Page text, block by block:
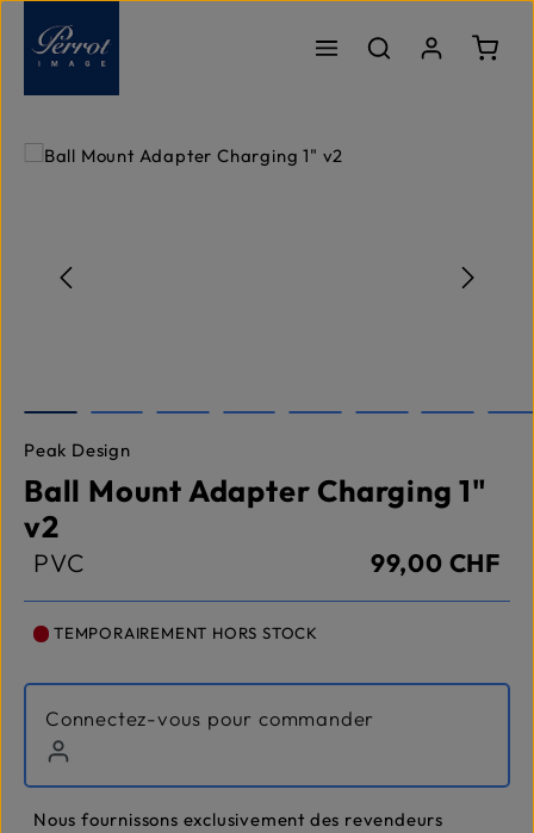
Passer au contenu principal
Le
Ignorer la galerie d'images
Peak Design
Ball Mount Adapter Charging 1"
v2
PVC 99,00 CHF
TEMPORAIREMENT HORS STOCK
Connectez-vous pour commander
Nous fournissons exclusivement des revendeurs